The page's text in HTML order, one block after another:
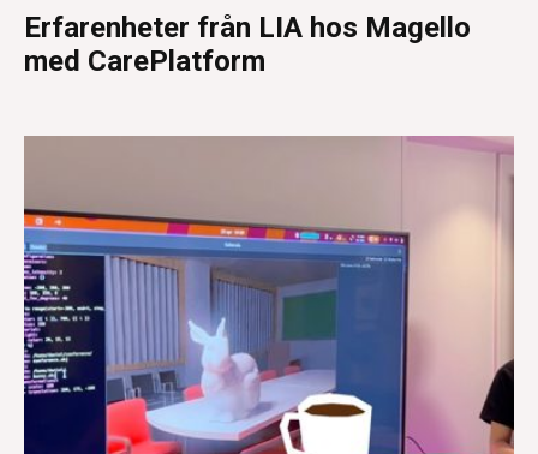
Erfarenheter från LIA hos Magello
med CarePlatform